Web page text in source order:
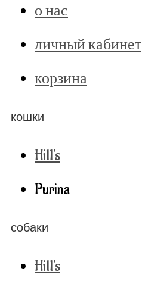
о нас
личный кабинет
корзина
кошки
Hill's
Purina
собаки
Hill's